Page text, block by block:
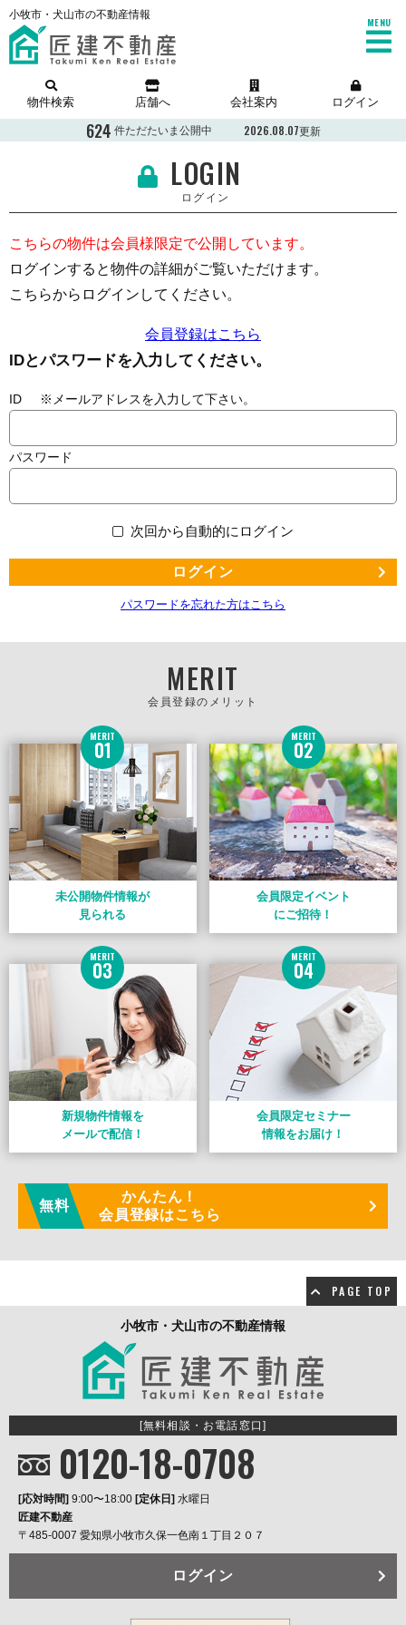
小牧市・犬山市の不動産情報
MENU
物件検索 店舗へ 会社案内 ログイン
624 件ただたいま公開中 2026.08.07更新
LOGIN
ログイン
こちらの物件は会員様限定で公開しています。
ログインすると物件の詳細がご覧いただけます。
こちらからログインしてください。
会員登録はこちら
IDとパスワードを入力してください。
ID ※メールアドレスを入力して下さい。
パスワード
次回から自動的にログイン
ログイン
パスワードを忘れた方はこちら
MERIT
会員登録のメリット
MERIT
01
未公開物件情報が
見られる
MERIT
02
会員限定イベント
にご招待！
MERIT
03
新規物件情報を
メールで配信！
MERIT
04
会員限定セミナー
情報をお届け！
無料
かんたん！
会員登録はこちら
PAGE TOP
小牧市・犬山市の不動産情報
[無料相談・お電話窓口]
0120-18-0708
[応対時間] 9:00〜18:00 [定休日] 水曜日
匠建不動産
〒485-0007 愛知県小牧市久保一色南１丁目２０７
ログイン